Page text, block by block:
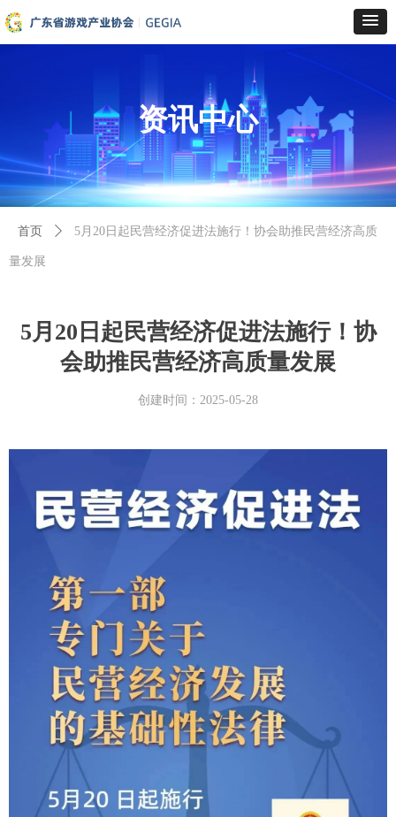
5月20日起民营经济促进法施行！协
会助推民营经济高质量发展
资讯中心
首页 ꄲ 5月20日起民营经济促进法施行！协会助推民营经济高质
量发展
创建时间： 2025-05-28